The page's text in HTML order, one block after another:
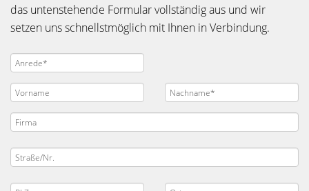
das untenstehende Formular vollständig aus und wir
setzen uns schnellstmöglich mit Ihnen in Verbindung.